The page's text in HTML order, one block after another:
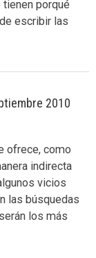
tienen porqué
escribir las
2010
ofrece, como
indirecta
vicios
las búsquedas
los más